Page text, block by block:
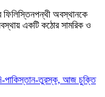
ফিলিস্তিনপন্থী অবস্থানকে
একটি কঠোর সামরিক ও
পাকিস্তান-তুরস্ক, আজ চুক্তি